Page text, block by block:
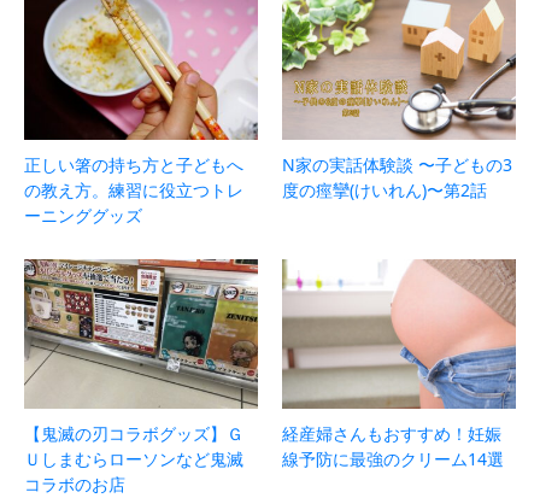
正しい箸の持ち方と子どもへ
の教え方。練習に役立つトレ
ーニンググッズ
N家の実話体験談 〜子どもの3
度の痙攣(けいれん)〜第2話
【鬼滅の刃コラボグッズ】Ｇ
Ｕしまむらローソンなど鬼滅
コラボのお店
経産婦さんもおすすめ！妊娠
線予防に最強のクリーム14選